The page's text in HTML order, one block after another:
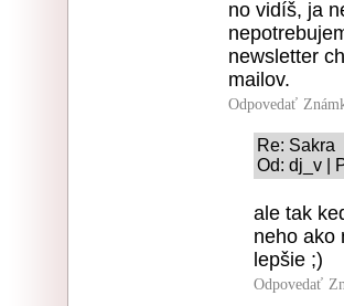
no vidíš, ja
newsletter
mailov.
Odpovedať
Re: Sakra
Od: dj_v |
ale tak
neho ako
lepšie ;)
Odpovedať